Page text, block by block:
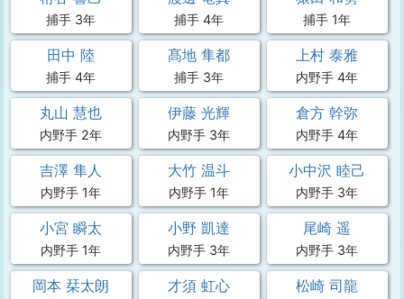
捕手 3年 捕手 4年 捕手 1年
田中 陸
捕手 4年
髙地 隼都
捕手 3年
上村 泰雅
内野手 4年
丸山 慧也
内野手 2年
伊藤 光輝
内野手 3年
倉方 幹弥
内野手 4年
吉澤 隼人
内野手 1年
大竹 温斗
内野手 1年
小中沢 睦己
内野手 3年
小宮 瞬太
内野手 1年
小野 凱達
内野手 3年
尾崎 遥
内野手 3年
岡本 栞太朗 才須 虹心 松崎 司龍